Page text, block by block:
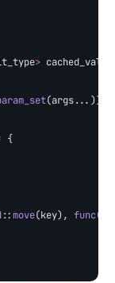
>
(args...));
{
::move(key), func